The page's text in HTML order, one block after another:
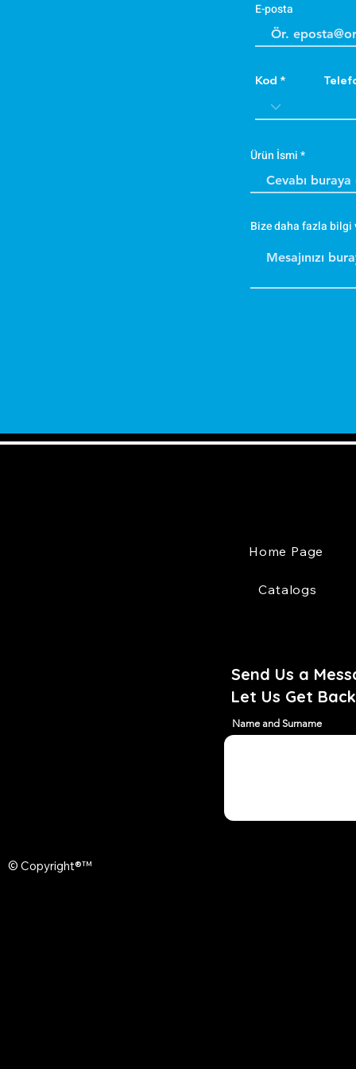
E-posta
Kod
Ürün İsmi
Bize daha fazla bilgi
Home Page
Catalogs
Send Us a
Let Us Get
Name and Surname
© Copyright®™